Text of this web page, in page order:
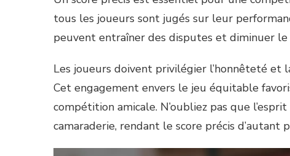
tous les joueurs sont jugés sur leur
peuvent entraîner des disputes et diminuer
Les joueurs doivent privilégier l’honnêteté et
Cet engagement envers le jeu équitable
compétition amicale. N’oubliez pas que
camaraderie, rendant le score précis d’autant